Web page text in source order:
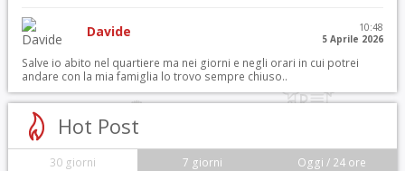
Davide
10:48
5 Aprile 2026
Salve io abito nel quartiere ma nei giorni e negli orari in cui potrei
andare con la mia famiglia lo trovo sempre chiuso..
Hot Post
30 giorni 7 giorni Oggi / 24 ore